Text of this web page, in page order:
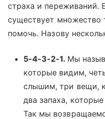
страха и переживаний.
существует множество
помочь. Назову
5-4-3-2-1. Мы
которые видим,
слышим, три вещи,
два запаха,
Так мы